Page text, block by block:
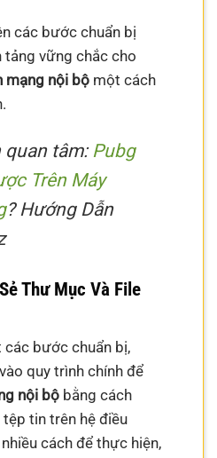
các bước chuẩn bị
tảng vững chắc cho
mạng nội bộ một cách
quan tâm:Pubg
Trên Máy
? Hướng Dẫn
Thư Mục Và File
các bước chuẩn bị,
quy trình chính để
nội bộ bằng cách
tin trên hệ điều
cách để thực hiện,